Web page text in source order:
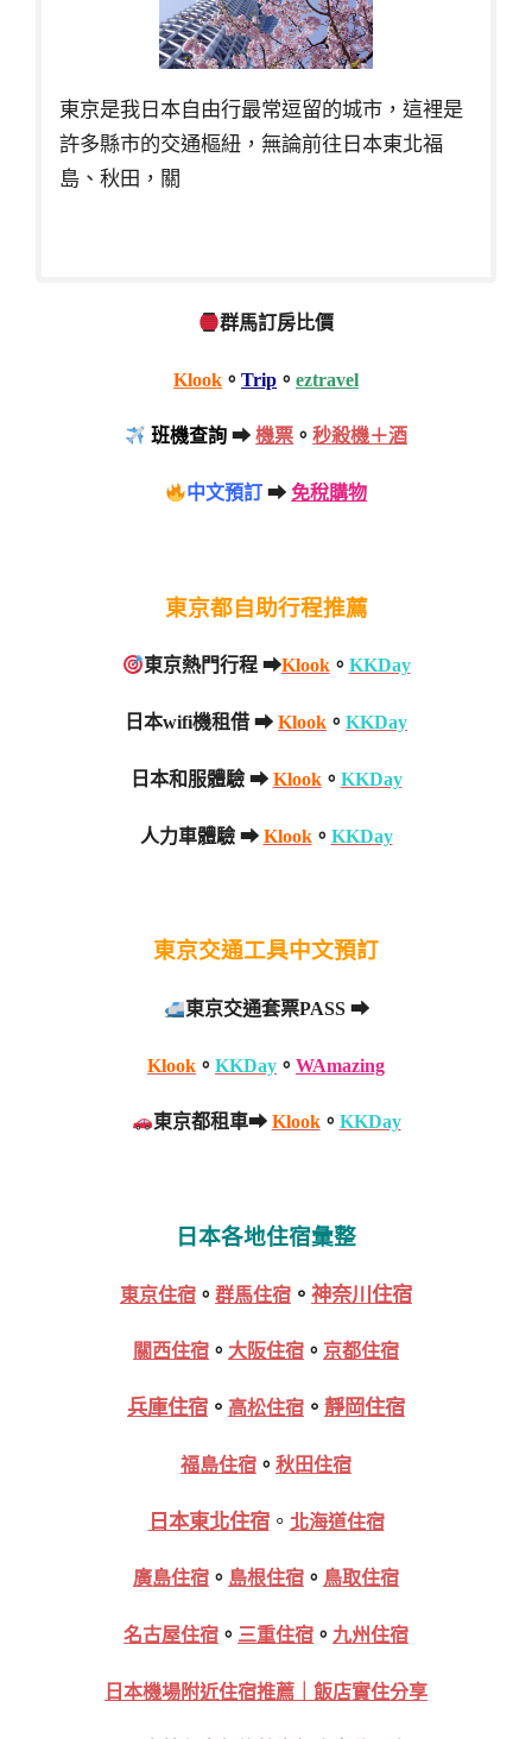
東京是我日本自由行最常逗留的城市，這裡是
許多縣市的交通樞紐，無論前往日本東北福
島、秋田，關
群馬訂房比價
Klook 。 Trip 。 eztravel
班機查詢 ➡機票 。秒殺機＋酒
中文預訂 ➡免稅購物
東京都自助行程推薦
東京熱門行程 ➡Klook。 KKDay
日本wifi機租借 ➡ Klook 。 KKDay
日本和服體驗 ➡ Klook。 KKDay
人力車體驗 ➡ Klook。 KKDay
東京交通工具中文預訂
東京交通套票PASS ➡
Klook 。 KKDay 。 WAmazing
東京都租車➡ Klook。 KKDay
日本各地住宿彙整
東京住宿 。 群馬住宿 。 神奈川住宿
關西住宿 。 大阪住宿 。 京都住宿
兵庫住宿 。 高松住宿 。 靜岡住宿
福島住宿 。 秋田住宿
日本東北住宿。 北海道住宿
廣島住宿 。 島根住宿 。 鳥取住宿
名古屋住宿 。 三重住宿 。 九州住宿
日本機場附近住宿推薦｜飯店實住分享